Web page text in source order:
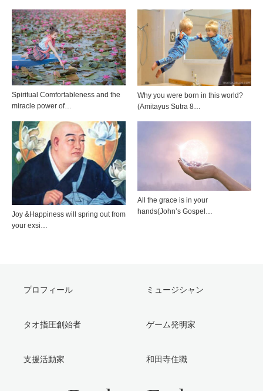
Spiritual Comfortableness and the
miracle power of…
Why you were born in this world?
(Amitayus Sutra 8…
Joy &Happiness will spring out from
your exsi…
All the grace is in your
hands(John’s Gospel…
プロフィール ミュージシャン
タオ指圧創始者 ゲーム発明家
支援活動家 和田寺住職